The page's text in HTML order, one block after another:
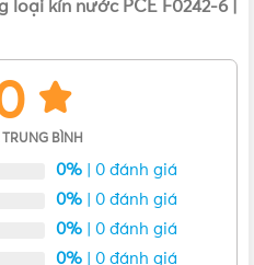
kín nước PCE F0242-6 |
BÌNH
0% | 0 đánh giá
0% | 0 đánh giá
0% | 0 đánh giá
0% | 0 đánh giá